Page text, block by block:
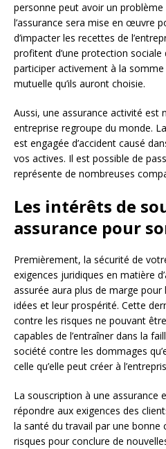
personne peut avoir un problème
l’assurance sera mise en œuvre
d’impacter les recettes de
profitent d’une protection sociale
participer activement à la
mutuelle qu’ils auront choisie.
Aussi, une assurance activité est
entreprise regroupe du monde.
est engagée d’accident causé
vos actives. Il est possible de
représente de nombreuses
Les intérêts de
assurance pour
Premièrement, la sécurité de
exigences juridiques en matière
assurée aura plus de marge
idées et leur prospérité. Cette
contre les risques ne pouvant
capables de l’entraîner dans la
société contre les dommages
celle qu’elle peut créer à
La souscription à une assurance
répondre aux exigences des
la santé du travail par une bonne
risques pour conclure de